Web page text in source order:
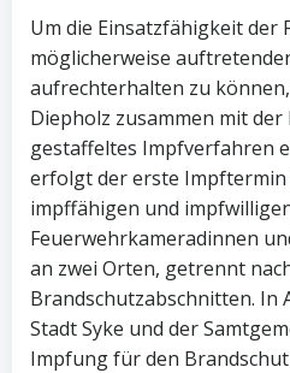
Um die Einsatzfähigkeit der
möglicherweise
aufrechterhalten zu
Diepholz zusammen mit
gestaffeltes Impfverfahren
erfolgt der erste
impffähigen und
Feuerwehrkameradinnen
an zwei Orten, getrennt
Brandschutzabschnitten. In
Stadt Syke und der
Impfung für den